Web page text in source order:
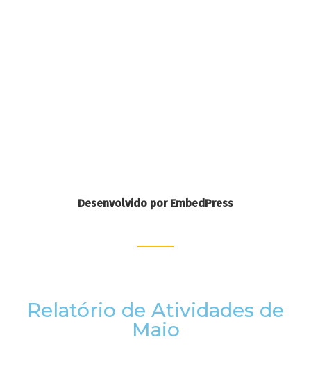
Desenvolvido por EmbedPress
Relatório de Atividades de
Maio